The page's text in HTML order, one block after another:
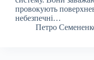
провокують
небезпечні…
Петро